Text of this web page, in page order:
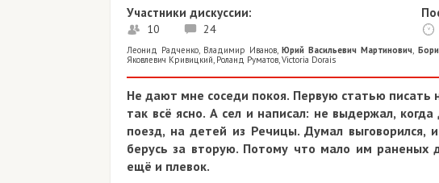
Участники дискуссии:
10 24
Леонид Радченко,Владимир Иванов,Юрий Васильевич Мартинович,Борис
Яковлевич Кривицкий,Роланд Руматов,Victoria Dorais
Не дают мне соседи покоя. Первую статью писать не
так всё ясно. А сел и написал: не выдержал, когда
поезд, на детей из Речицы. Думал выговорился, и
берусь за вторую. Потому что мало им раненых
ещё и плевок.